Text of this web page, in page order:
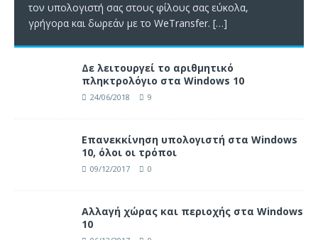
τον υπολογιστή σας στους φίλους σας εύκολα,
γρήγορα και δωρεάν με το WeTransfer. […]
Δε λειτουργεί το αριθμητικό
πληκτρολόγιο στα Windows 10
24/06/2018 9
Επανεκκίνηση υπολογιστή στα Windows
10, όλοι οι τρόποι
09/12/2017 0
Αλλαγή χώρας και περιοχής στα Windows
10